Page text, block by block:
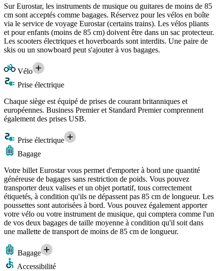
Sur Eurostar, les instruments de musique ou guitares de moins de 85
cm sont acceptés comme bagages. Réservez pour les vélos en boîte
via le service de voyage Eurostar (certains trains). Les vélos pliants
et pour enfants (moins de 85 cm) doivent être dans un sac protecteur.
Les scooters électriques et hoverboards sont interdits. Une paire de
skis ou un snowboard peut s'ajouter à vos bagages.
Vélo
Prise électrique
Chaque siège est équipé de prises de courant britanniques et
européennes. Business Premier et Standard Premier comprennent
également des prises USB.
Prise électrique
Bagage
Votre billet Eurostar vous permet d'emporter à bord une quantité
généreuse de bagages sans restriction de poids. Vous pouvez
transporter deux valises et un objet portatif, tous correctement
étiquetés, à condition qu'ils ne dépassent pas 85 cm de longueur. Les
poussettes sont autorisées à bord. Vous pouvez également apporter
votre vélo ou votre instrument de musique, qui comptera comme l'un
de vos deux bagages de taille moyenne à condition qu'il soit dans
une mallette de transport de moins de 85 cm de longueur.
Bagage
Accessibilité